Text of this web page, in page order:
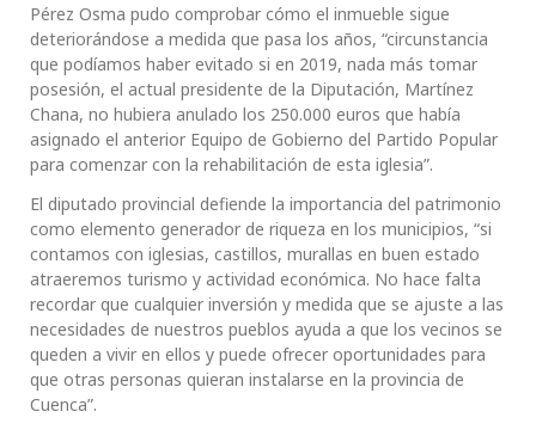
Pérez Osma pudo comprobar cómo el inmueble sigue
deteriorándose a medida que pasa los años, “circunstancia
que podíamos haber evitado si en 2019, nada más tomar
posesión, el actual presidente de la Diputación, Martínez
Chana, no hubiera anulado los 250.000 euros que había
asignado el anterior Equipo de Gobierno del Partido Popular
para comenzar con la rehabilitación de esta iglesia”.
El diputado provincial defiende la importancia del patrimonio
como elemento generador de riqueza en los municipios, “si
contamos con iglesias, castillos, murallas en buen estado
atraeremos turismo y actividad económica. No hace falta
recordar que cualquier inversión y medida que se ajuste a las
necesidades de nuestros pueblos ayuda a que los vecinos se
queden a vivir en ellos y puede ofrecer oportunidades para
que otras personas quieran instalarse en la provincia de
Cuenca”.